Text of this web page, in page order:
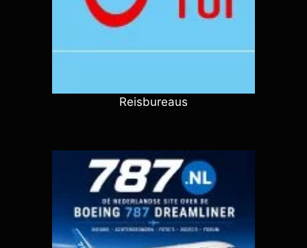
Reisbureaus